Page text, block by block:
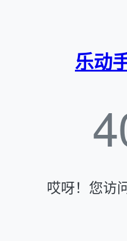
乐动
哎呀！您访